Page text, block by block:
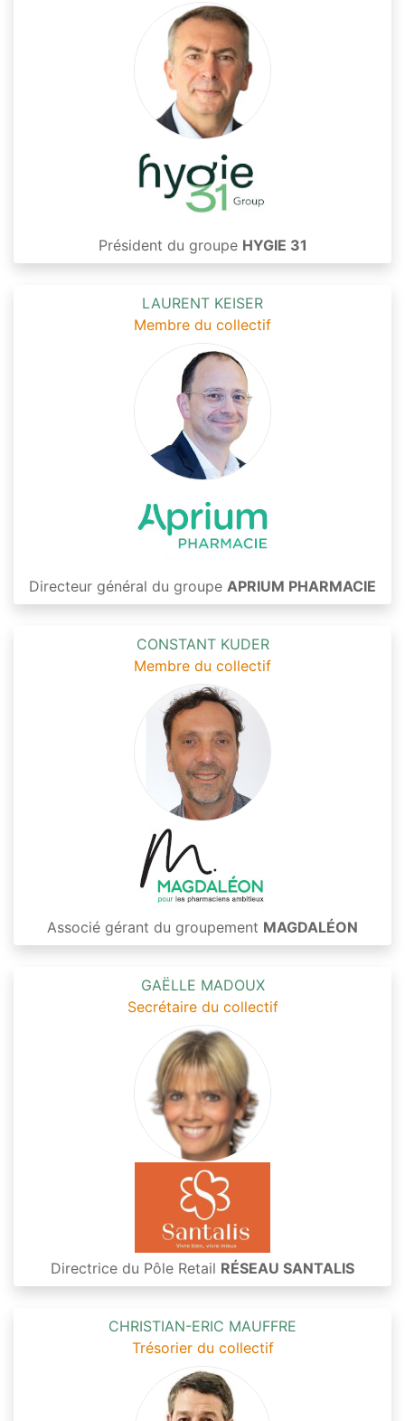
Président du groupe HYGIE 31
LAURENT KEISER
Membre du collectif
Directeur général du groupe APRIUM PHARMACIE
CONSTANT KUDER
Membre du collectif
Associé gérant du groupement MAGDALÉON
GAËLLE MADOUX
Secrétaire du collectif
Directrice du Pôle Retail RÉSEAU SANTALIS
CHRISTIAN-ERIC MAUFFRE
Trésorier du collectif